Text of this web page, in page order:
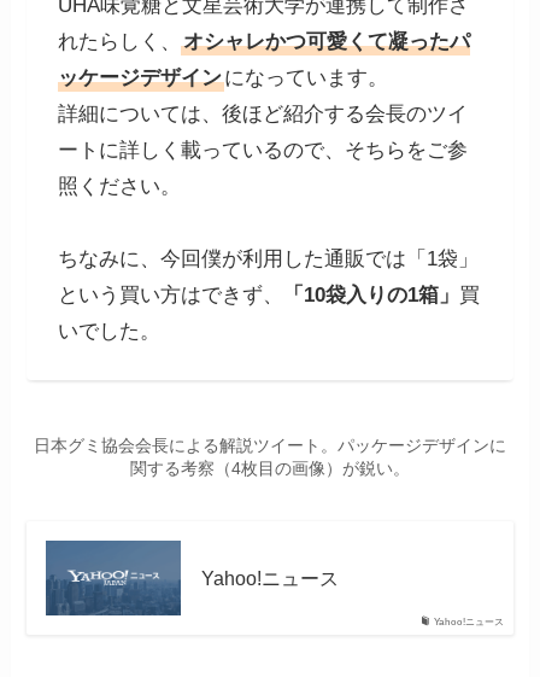
UHA味覚糖と文星芸術大学が連携して制作さ
れたらしく、
オシャレかつ可愛くて凝ったパ
ッケージデザインになっています。
詳細については、後ほど紹介する会長のツイ
ートに詳しく載っているので、そちらをご参
照ください。
ちなみに、今回僕が利用した通販では「1袋」
という買い方はできず、
「10袋入りの1箱」 買
いでした。
日本グミ協会会長による解説ツイート。パッケージデザインに
関する考察（4枚目の画像）が鋭い。
Yahoo!ニュース
Yahoo!ニュース